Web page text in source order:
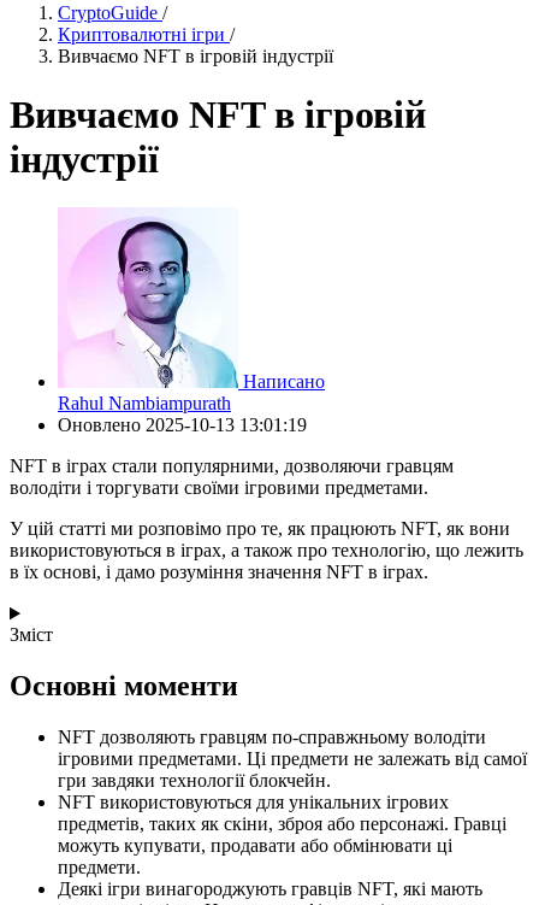
CryptoGuide /
Криптовалютні ігри /
Вивчаємо NFT в ігровій індустрії
Вивчаємо NFT в ігровій
індустрії
Написано
Rahul Nambiampurath
Оновлено 2025-10-13 13:01:19
NFT в іграх стали популярними, дозволяючи гравцям
володіти і торгувати своїми ігровими предметами.
У цій статті ми розповімо про те, як працюють NFT, як вони
використовуються в іграх, а також про технологію, що лежить
в їх основі, і дамо розуміння значення NFT в іграх.
Зміст
Основні моменти
NFT дозволяють гравцям по-справжньому володіти
ігровими предметами. Ці предмети не залежать від самої
гри завдяки технології блокчейн.
NFT використовуються для унікальних ігрових
предметів, таких як скіни, зброя або персонажі. Гравці
можуть купувати, продавати або обмінювати ці
предмети.
Деякі ігри винагороджують гравців NFT, які мають